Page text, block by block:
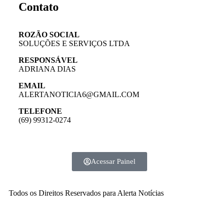
Contato
ROZÃO SOCIAL
SOLUÇÕES E SERVIÇOS LTDA
RESPONSÁVEL
ADRIANA DIAS
EMAIL
ALERTANOTICIA6@GMAIL.COM
TELEFONE
(69) 99312-0274
Acessar Painel
Todos os Direitos Reservados para Alerta Notícias